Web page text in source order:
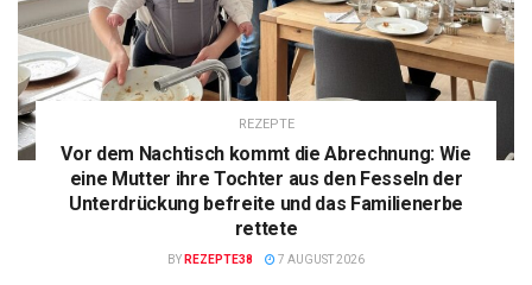
REZEPTE
Vor dem Nachtisch kommt die Abrechnung: Wie
eine Mutter ihre Tochter aus den Fesseln der
Unterdrückung befreite und das Familienerbe
rettete
BY REZEPTE38 7 AUGUST 2026